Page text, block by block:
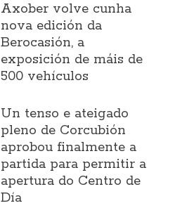
Axober volve cunha
nova edición da
Berocasión, a
exposición de máis de
500 vehículos
Un tenso e ateigado
pleno de Corcubión
aprobou finalmente a
partida para permitir a
apertura do Centro de
Día